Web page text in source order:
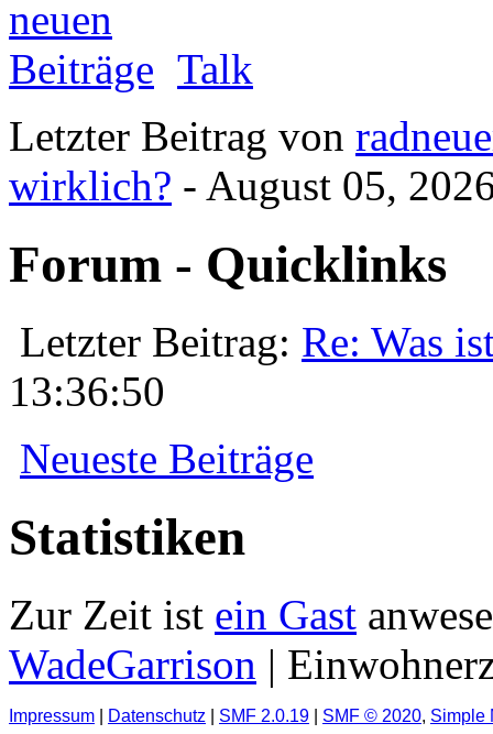
Talk
Letzter Beitrag von
wirklich? - August 05,
Forum - Quicklinks
Letzter Beitrag: Re: Was
13:36:50
Neueste Beiträge
Statistiken
Zur Zeit ist ein Gast
WadeGarrison |
Impressum Datenschutz SMF 2.0.19 SMF © 2020, Simple